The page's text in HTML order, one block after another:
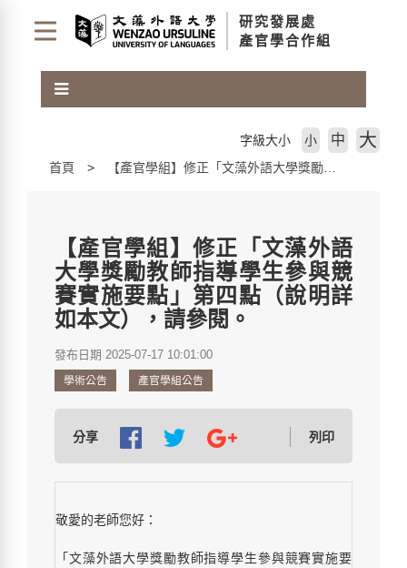
首頁
字級大小 小 中 大
【產官學組】修正「文藻外語
大學獎勵教師指導學生參與競
賽實施要點」第四點（說明詳
如本文），請參閱。
發布日期 2025-07-17 10:01:00
學術公告 產官學組公告
分享 列印
敬愛的老師您好：
「文藻外語大學獎勵教師指導學生參與競賽實施要
研究發展處
產官學合作組